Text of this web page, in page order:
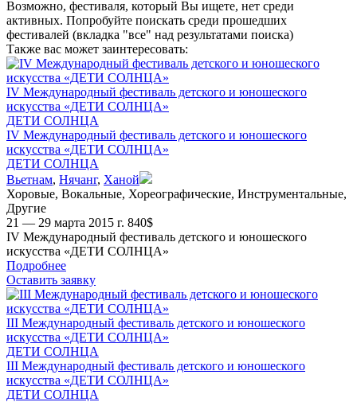
Возможно, фестиваля, который Вы ищете, нет среди
активных. Попробуйте поискать среди прошедших
фестивалей (вкладка "все" над результатами поиска)
Также вас может заинтересовать:
IV Международный фестиваль детского и юношеского
искусства «ДЕТИ СОЛНЦА»
ДЕТИ СОЛНЦА
IV Международный фестиваль детского и юношеского
искусства «ДЕТИ СОЛНЦА»
ДЕТИ СОЛНЦА
Вьетнам, Нячанг, Ханой
Хоровые, Вокальные, Хореографические, Инструментальные,
Другие
21 — 29 марта 2015 г. 840$
IV Международный фестиваль детского и юношеского
искусства «ДЕТИ СОЛНЦА»
Подробнее
Оставить заявку
III Международный фестиваль детского и юношеского
искусства «ДЕТИ СОЛНЦА»
ДЕТИ СОЛНЦА
III Международный фестиваль детского и юношеского
искусства «ДЕТИ СОЛНЦА»
ДЕТИ СОЛНЦА